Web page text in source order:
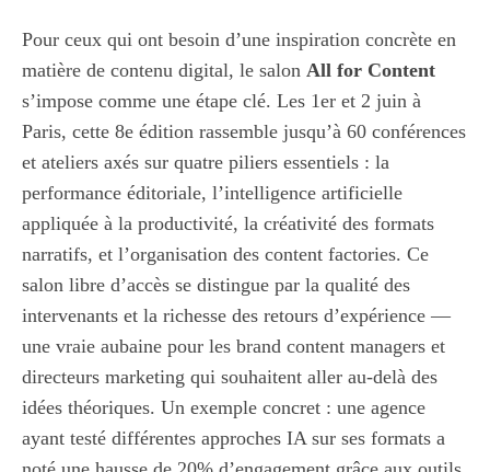
Pour ceux qui ont besoin d’une inspiration concrète en
matière de contenu digital, le salon All for Content
s’impose comme une étape clé. Les 1er et 2 juin à
Paris, cette 8e édition rassemble jusqu’à 60 conférences
et ateliers axés sur quatre piliers essentiels : la
performance éditoriale, l’intelligence artificielle
appliquée à la productivité, la créativité des formats
narratifs, et l’organisation des content factories. Ce
salon libre d’accès se distingue par la qualité des
intervenants et la richesse des retours d’expérience —
une vraie aubaine pour les brand content managers et
directeurs marketing qui souhaitent aller au-delà des
idées théoriques. Un exemple concret : une agence
ayant testé différentes approches IA sur ses formats a